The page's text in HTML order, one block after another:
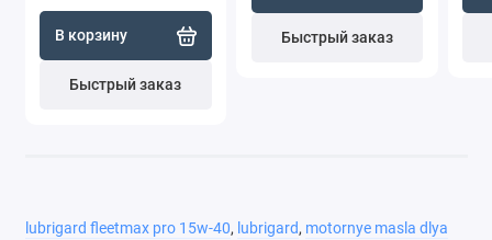
В корзину
Быстрый заказ
Быстрый заказ
lubrigard fleetmax pro 15w-40, lubrigard, motornye masla dlya